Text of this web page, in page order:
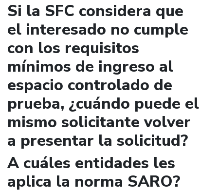
Si la SFC considera que
el interesado no cumple
con los requisitos
mínimos de ingreso al
espacio controlado de
prueba, ¿cuándo puede el
mismo solicitante volver
a presentar la solicitud?
A cuáles entidades les
aplica la norma SARO?